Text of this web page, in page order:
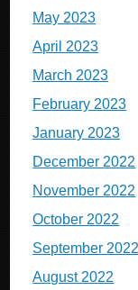
May 2023
April 2023
March 2023
February 2023
January 2023
December 2022
November 2022
October 2022
September 2022
August 2022